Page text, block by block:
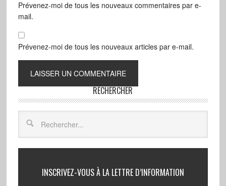
Prévenez-moi de tous les nouveaux commentaires par e-
mail.
Prévenez-moi de tous les nouveaux articles par e-mail.
RECHERCHER
INSCRIVEZ-VOUS À LA LETTRE D’INFORMATION